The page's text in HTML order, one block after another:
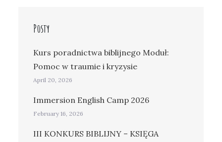
Posty
Kurs poradnictwa biblijnego Moduł:
Pomoc w traumie i kryzysie
April 20, 2026
Immersion English Camp 2026
February 16, 2026
III KONKURS BIBLIJNY – KSIĘGA